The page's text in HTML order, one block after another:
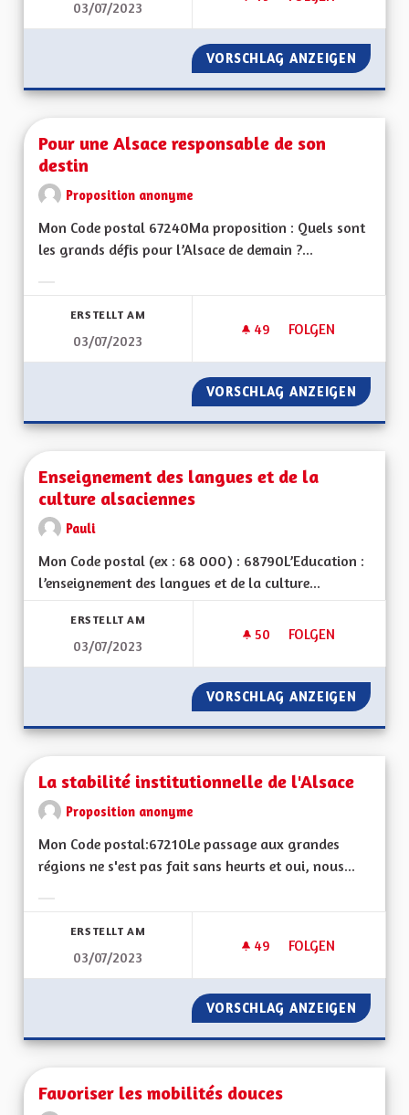
03/07/2023 ENSEIGNEMENT
VORSCHLAG ANZEIGEN
Pour une Alsace responsable de son
destin
Proposition anonyme
Mon Code postal 67240Ma proposition : Quels sont
les grands défis pour l’Alsace de demain ?...
ERSTELLT AM
03/07/2023
49 49 FOLLOWER
FOLGEN
POUR UNE
VORSCHLAG ANZEIGEN POUR
Enseignement des langues et de la
culture alsaciennes
Pauli
Mon Code postal (ex : 68 000) : 68790L’Education :
l’enseignement des langues et de la culture...
ERSTELLT AM
03/07/2023
50 50 FOLLOWER
FOLGEN
ENSEIGNEMENT
VORSCHLAG ANZEIGEN
La stabilité institutionnelle de l'Alsace
Proposition anonyme
Mon Code postal:67210Le passage aux grandes
régions ne s'est pas fait sans heurts et oui, nous...
ERSTELLT AM
03/07/2023
49 49 FOLLOWER
FOLGEN
LA STABILITÉ
VORSCHLAG ANZEIGEN LA
Favoriser les mobilités douces